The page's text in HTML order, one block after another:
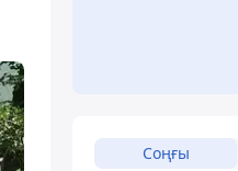
Соңғы